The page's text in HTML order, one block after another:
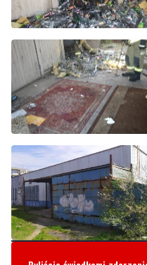
Byliście świadkami
aby nasza redakcja zajęła
Wasze sygnały i
redakcja@nadmorski24.pl